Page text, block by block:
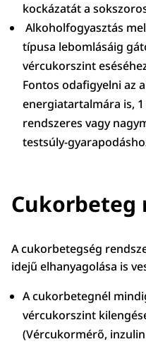
kockázatát a
Alkoholfogyasztás
típusa lebomlásáig
vércukorszint
Fontos odafigyelni az
energiatartalmára is, 1
rendszeres vagy
testsúly-
Cukorbeteg
A cukorbetegség
idejű elhanyagolása is
A cukorbetegnél
vércukorszint
(Vércukormérő,